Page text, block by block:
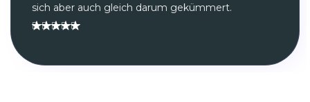
sich aber auch gleich darum gekümmert.